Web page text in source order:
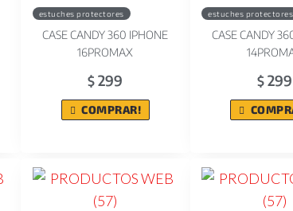
estuches protectores
CASE CANDY 360 IPHONE
16PROMAX
$ 299
COMPRAR!
estuches protectores
CASE CANDY
$299